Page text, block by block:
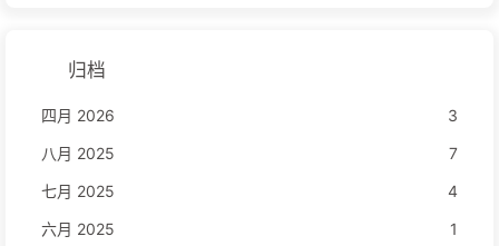
归档
四月 2026
3
八月 2025
7
七月 2025
4
六月 2025
1